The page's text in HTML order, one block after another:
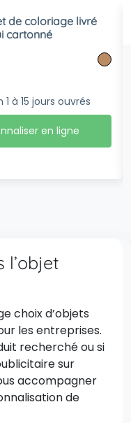
de coloriage livré
cartonné
1 à 15 jours ouvrés
en ligne
l’objet
choix d’objets
les entreprises.
recherché ou si
sur
accompagner
de